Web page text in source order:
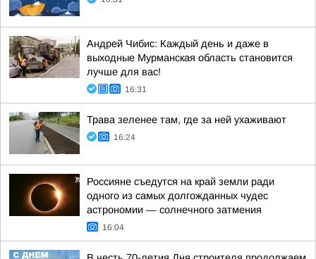
Андрей Чибис: Каждый день и даже в
выходные Мурманская область становится
лучше для вас!
16:31
Трава зеленее там, где за ней ухаживают
16:24
Россияне съедутся на край земли ради
одного из самых долгожданных чудес
астрономии — солнечного затмения
16:04